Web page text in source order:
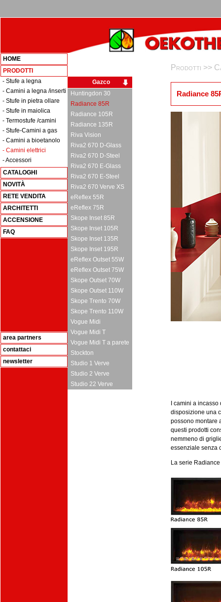
HOME
PRODOTTI
- Stufe a legna
- Camini a legna /inserti
- Stufe in pietra ollare
- Stufe in maiolica
- Termostufe /camini
- Stufe-Camini a gas
- Camini a bioetanolo
- Camini elettrici
- Accessori
CATALOGHI
NOVITÀ
RETE VENDITA
ARCHITETTI
ACCENSIONE
FAQ
area partners
contattaci
newsletter
Gazco
Huntingdon 30
Radiance 85R
Radiance 105R
Radiance 135R
Riva Vision
Riva2 670 D-Glass
Riva2 670 D-Steel
Riva2 670 E-Glass
Riva2 670 E-Steel
Riva2 670 Verve XS
eReflex 55R
eReflex 75R
Skope Inset 85R
Skope Inset 105R
Skope Inset 135R
Skope Inset 195R
eReflex Outset 55W
eReflex Outset 75W
Skope Outset 70W
Skope Outset 110W
Skope Trento 70W
Skope Trento 110W
Vogue Midi
Vogue Midi T
Vogue Midi T a parete
Stockton
Studio 1 Verve
Studio 2 Verve
Studio 22 Verve
Prodotti >>
Radiance
I camini a
disposizione una
possono montare
questi prodotti
nemmeno di
essenziale senza
La serie